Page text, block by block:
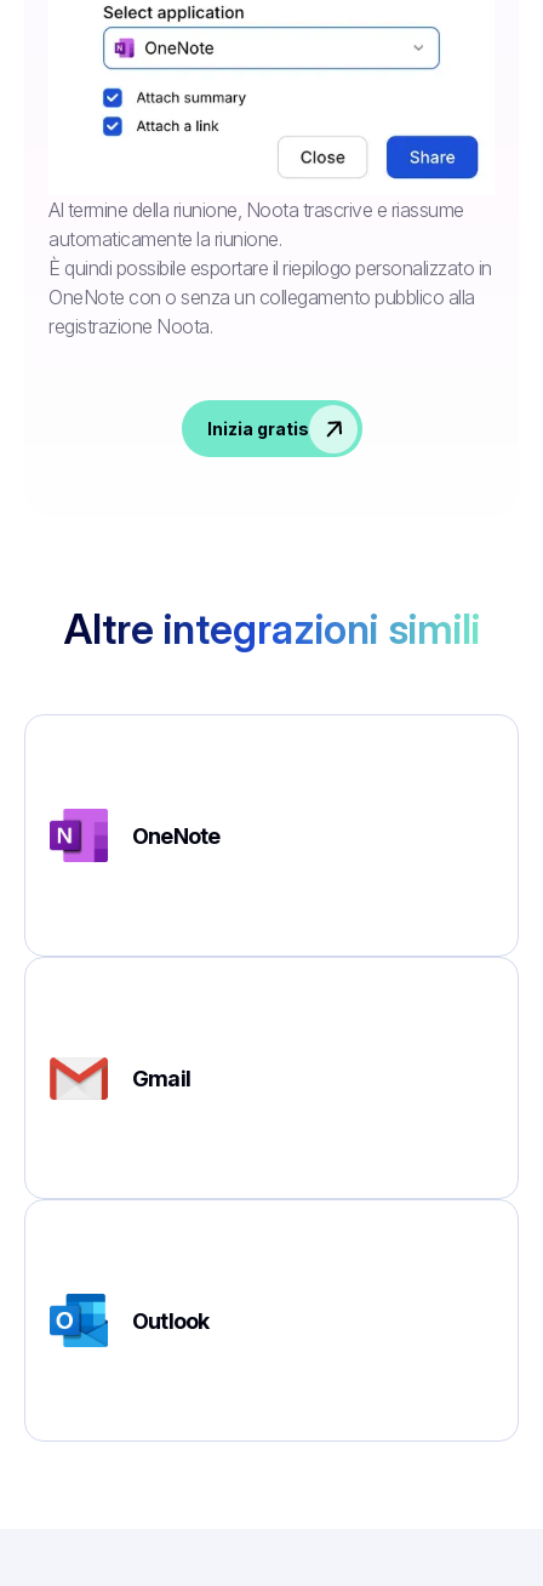
Al termine della riunione, Noota trascrive e riassume
automaticamente la riunione.
È quindi possibile esportare il riepilogo personalizzato in
OneNote con o senza un collegamento pubblico alla
registrazione Noota.
Inizia gratis
Altre integrazioni simili
OneNote
Gmail
Outlook